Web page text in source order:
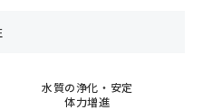
水質の浄化・安定
体力増進